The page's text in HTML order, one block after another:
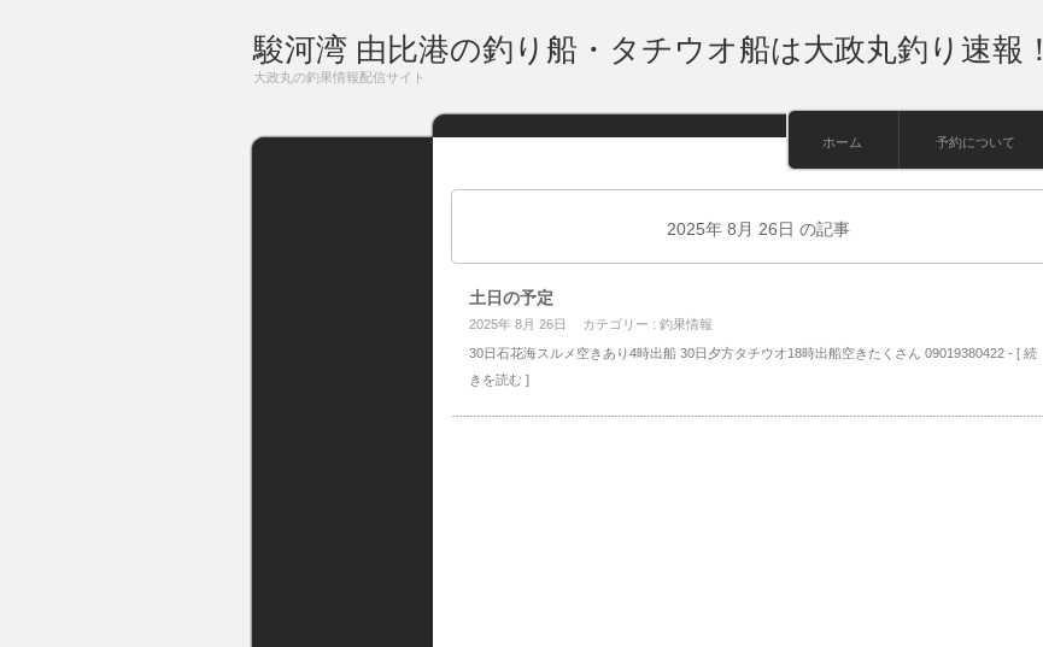
駿河湾 由比港の釣り船・タチウオ船は大政丸釣り速報！
大政丸の釣果情報配信サイト
ホーム 予約について
2025年 8月 26日 の記事
土日の予定
2025年 8月 26日 カテゴリー : 釣果情報
30日石花海スルメ空きあり4時出船 30日夕方タチウオ18時出船空きたくさん 09019380422 - [ 続
きを読む ]